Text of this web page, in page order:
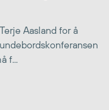
Aasland for å
f...